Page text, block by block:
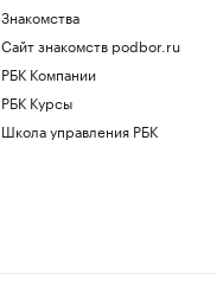
Знакомства
Сайт знакомств podbor.ru
РБК Компании
РБК Курсы
Школа управления РБК